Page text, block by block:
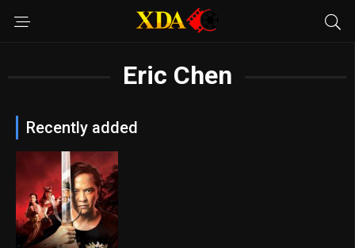
Eric Chen
Recently added